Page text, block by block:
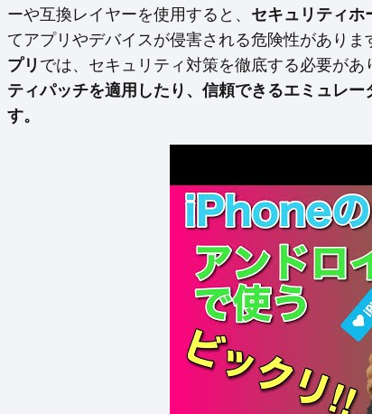
ーや互換レイヤーを使用すると、 セキュリティホ
てアプリやデバイスが侵害される危険性がありま
プリ では、セキュリティ対策を徹底する必要があ
ティパッチを適用したり、信頼できるエミュレ
す。